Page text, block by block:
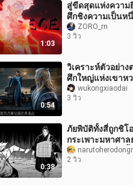
1:03
สู่ขีดสุดแห่งความ
ศึกชิงความเป็นห
เชียร์แบบบีเมิ่ง】
ZORO_rn
3 วิว
0:54
วิเคราะห์ตัวอย่าง
ศึกใหญ่แห่งเขาห
กำลังจะมาถึงแล้ว
wukongxiaodai
3 วิว
0:38
ภัยพิบัติทั้งสี่ถูกชิโ
กระเพาะมหาศาล
หมดแล้ว? อย่างนี้ยั
ว่าจบแบบแฮปปี้เอ
2 วิว